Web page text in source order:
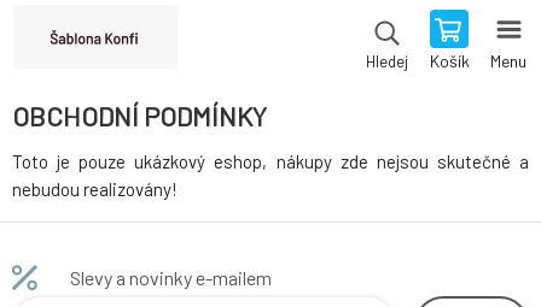
Hledej Košík Menu
OBCHODNÍ PODMÍNKY
Toto je pouze ukázkový eshop, nákupy zde nejsou skutečné a
nebudou realizovány!
Slevy a novinky e-mailem